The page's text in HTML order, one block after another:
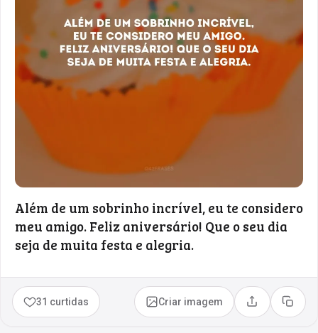
Além de um sobrinho incrível, eu te considero
meu amigo. Feliz aniversário! Que o seu dia
seja de muita festa e alegria.
31 curtidas Criar imagem Compartilhar
Copiar